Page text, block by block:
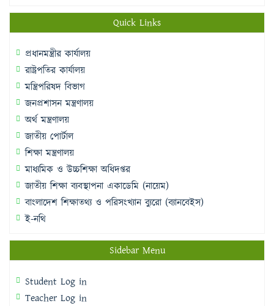
Quick Links
প্রধানমন্ত্রীর কার্যালয়
রাষ্ট্রপতির কার্যালয়
মন্ত্রিপরিষদ বিভাগ
জনপ্রশাসন মন্ত্রণালয়
অর্থ মন্ত্রণালয়
জাতীয় পোর্টাল
শিক্ষা মন্ত্রণালয়
মাধ্যমিক ও উচ্চশিক্ষা অধিদপ্তর
জাতীয় শিক্ষা ব্যবস্থাপনা একাডেমি (নায়েম)
বাংলাদেশ শিক্ষাতথ্য ও পরিসংখ্যান ব্যুরো (ব্যানবেইস)
ই-নথি
Sidebar Menu
Student Log in
Teacher Log in